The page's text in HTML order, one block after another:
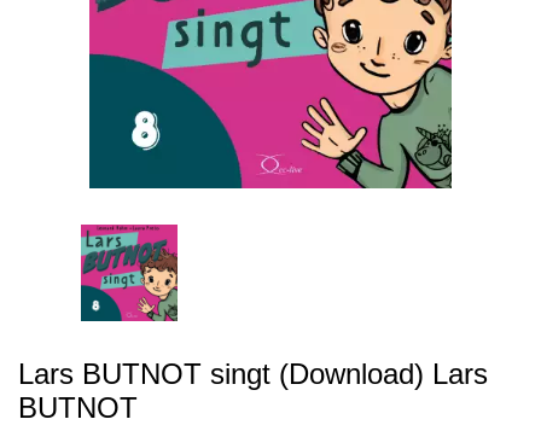
Lars BUTNOT singt (Download) Lars
BUTNOT